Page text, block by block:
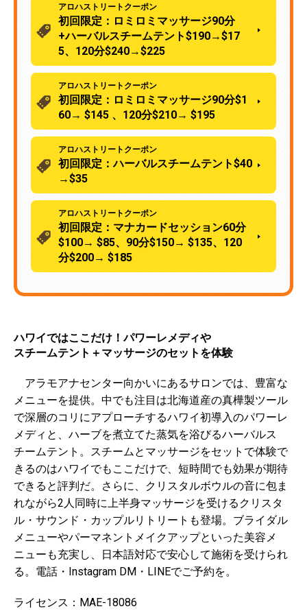
アロハストリートクーポン
初回限定：ロミロミマッサージ90分
+ハーバルスチームテント$190→$17
5、120分$240→$225
アロハストリートクーポン
初回限定：ロミロミマッサージ90分$1
60→ $145 、120分$210→ $195
アロハストリートクーポン
初回限定：ハーバルスチームテント$40
→$35
アロハストリートクーポン
初回限定：マナカードセッション60分
$100→ $85、90分$150→ $135、120
分$200→ $185
ハワイではここだけ！パワーレメディや
スチームテント＋マッサージのセットを体験
アラモアナセンター向かいにあるサロンでは、豊富な
メニューを提供。中でも注目は北海道産の真樺製ツール
で深層のコリにアプローチするハワイ初導入のパワーレ
メディと、ハーブを煮立てた蒸気を浴びるハーバルス
チームテント。スチームとマッサージをセットで体験で
きるのはハワイでもここだけで、短時間でも効果が期待
できると評判だ。さらに、クリスタルボウルの音に包ま
れながら2人同時に上半身マッサージを受けるクリスタ
ル・サウンド・カップルリトリートも登場。ブライダル
メニューやパーマネントメイクアップといった美容メ
ニューも充実し、日本語対応で安心して施術を受けられ
る。電話・Instagram DM・LINEでご予約を。
ライセンス：MAE-18086